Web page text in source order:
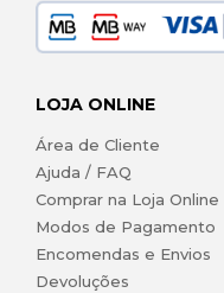
LOJA ONLINE
Área de Cliente
Ajuda / FAQ
Comprar na Loja Online
Modos de Pagamento
Encomendas e Envios
Devoluções